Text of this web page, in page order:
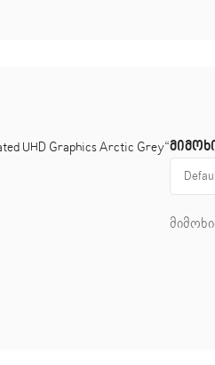
UHD Graphics Arctic Grey“